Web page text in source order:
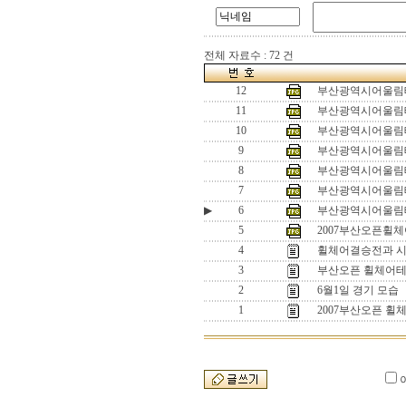
전체 자료수 : 72 건
12
부산광역시어울
11
부산광역시어울
10
부산광역시어울
9
부산광역시어울
8
부산광역시어울
7
부산광역시어울
▶
6
부산광역시어울
5
2007부산오픈휠
4
휠체어결승전과
3
부산오픈 휠체어
2
6월1일 경기 모습
1
2007부산오픈 휠